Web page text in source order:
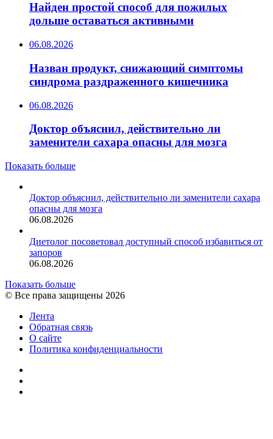
Найден простой способ для пожилых
дольше оставаться активными
06.08.2026
Назван продукт, снижающий симптомы
синдрома раздраженного кишечника
06.08.2026
Доктор объяснил, действительно ли
заменители сахара опасны для мозга
Показать больше
Доктор объяснил, действительно ли заменители сахара
опасны для мозга
06.08.2026
Диетолог посоветовал доступный способ избавиться от
запоров
06.08.2026
Показать больше
© Все права защищены 2026
Лента
Обратная связь
О сайте
Политика конфиденциальности